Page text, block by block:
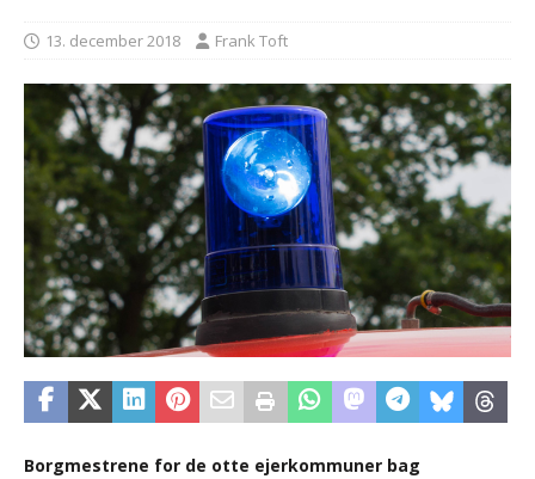
13. december 2018 Frank Toft
Borgmestrene for de otte ejerkommuner bag